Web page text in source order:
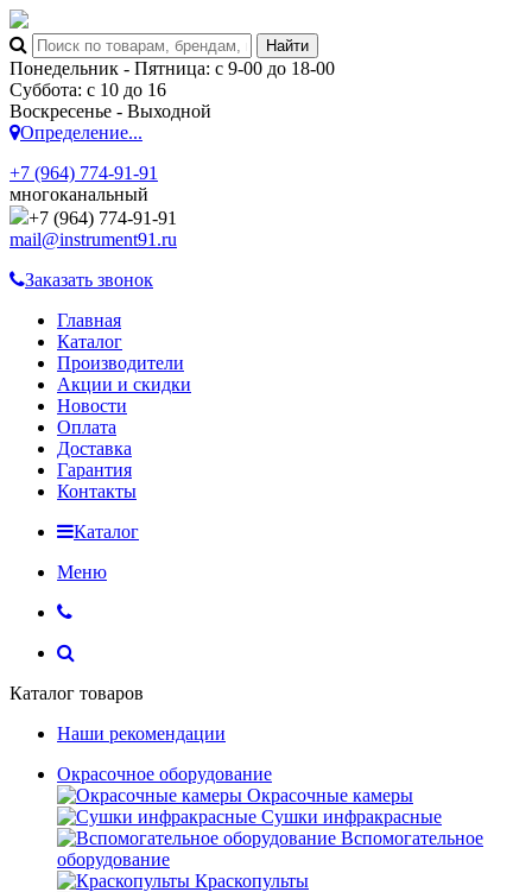
Понедельник - Пятница: с 9-00 до 18-00
Суббота: с 10 до 16
Воскресенье - Выходной
Определение...
+7 (964) 774-91-91
многоканальный
+7 (964) 774-91-91
mail@instrument91.ru
Заказать звонок
Главная
Каталог
Производители
Акции и скидки
Новости
Оплата
Доставка
Гарантия
Контакты
Каталог
Меню
Каталог товаров
Наши рекомендации
Окрасочное оборудование
Окрасочные камеры
Сушки инфракрасные
Вспомогательное
оборудование
Краскопульты